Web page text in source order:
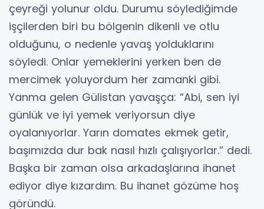
çeyreği yolunur oldu. Durumu söylediğimde
işçilerden biri bu bölgenin dikenli ve otlu
olduğunu, o nedenle yavaş yolduklarını
söyledi. Onlar yemeklerini yerken ben de
mercimek yoluyordum her zamanki gibi.
Yanma gelen Gülistan yavaşça: “Abi, sen iyi
günlük ve iyi yemek veriyorsun diye
oyalanıyorlar. Yarın domates ekmek getir,
başımızda dur bak nasıl hızlı çalışıyorlar.” dedi.
Başka bir zaman olsa arkadaşlarına ihanet
ediyor diye kızardım. Bu ihanet gözüme hoş
göründü.